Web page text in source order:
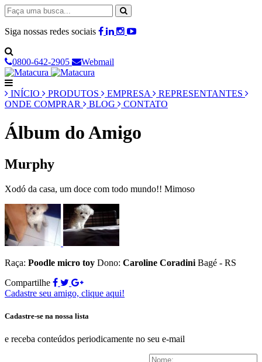
Siga nossas redes sociais
0800-642-2905 Webmail
INÍCIO PRODUTOS EMPRESA
REPRESENTANTES
ONDE COMPRAR
BLOG CONTATO
Álbum do Amigo
Murphy
Xodó da casa, um doce com todo mundo!! Mimoso
Raça: Poodle micro toy Dono: Caroline Coradini Bagé - RS
Compartilhe
Cadastre seu amigo, clique aqui!
Cadastre-se na nossa lista
e receba conteúdos periodicamente no seu e-mail